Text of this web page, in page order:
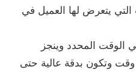
يتعرض لها العميل في
الوقت المحدد وينجز
وتكون بدقة عالية حتى